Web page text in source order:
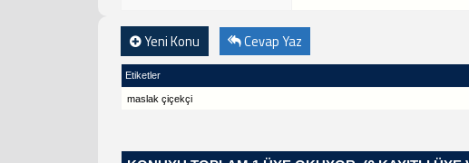
Yeni Konu Cevap Yaz
Etiketler
maslak çiçekçi